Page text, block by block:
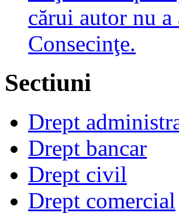
cărui autor nu a
Consecinţe.
Sectiuni
Drept
Drept bancar
Drept civil
Drept comercial